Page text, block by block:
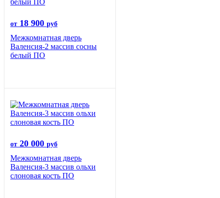
от 18 900 руб
Межкомнатная дверь
Валенсия-2 массив сосны
белый ПО
от 20 000 руб
Межкомнатная дверь
Валенсия-3 массив ольхи
слоновая кость ПО